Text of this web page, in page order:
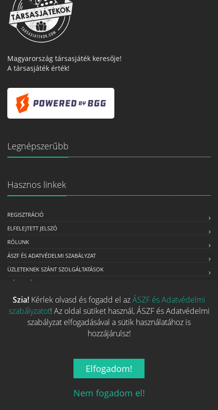
Magyarország társasjáték keresője!
A társasjáték érték!
Legnépszerűbb
Hasznos linkek
REGISZTRÁCIÓ
ELFELEJTETT JELSZÓ
RÓLUNK
ÁSZF ÉS ADATVÉDELMI SZABÁLYZAT
ÜZLETEKNEK SZÁNT SZOLGÁLTATÁSOK
MÉDIAAJÁNLAT
Kapcsolat
info@tarsasjatekok.com
Szia! Kérlek olvasd és fogadd el azÁSZF és Adatvédelmi
szabályzatot! Az oldal sütiket használ, ÁSZF és Adatvédelmi
szabályzat elfogadásával a sütik használatához is
hozzájárulsz!
Elfogadom!
Nem fogadom el!